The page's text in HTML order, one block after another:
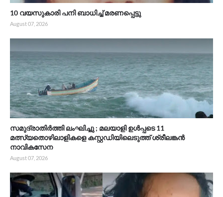
10 വയസുകാരി പനി ബാധിച്ച് മരണപ്പെട്ടു
August 07, 2026
സമുദ്രാതിർത്തി ലംഘിച്ചു ; മലയാളി ഉൾപ്പടെ 11
മത്സ്യതൊഴിലാളികളെ കസ്റ്റഡിയിലെടുത്ത് ശ്രീലങ്കൻ
നാവികസേന
August 07, 2026